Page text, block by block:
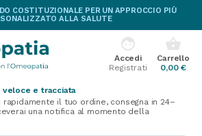
COSTITUZIONALE PER UN APPROCCIO PIÙ
ALLA SALUTE
shopping_basket
Carrello
0,00 €
face
Accedi
Registrati
veloce e tracciata
rapidamente il tuo ordine, consegna in 24–
una notifica al momento della